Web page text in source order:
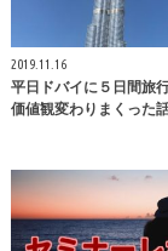
2019.11.16
平日ドバイに５日間旅
価値観変わりまくった話